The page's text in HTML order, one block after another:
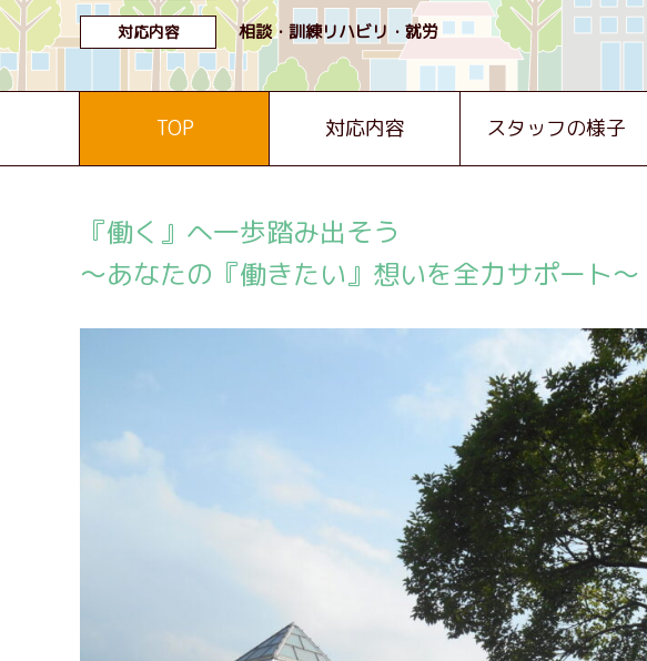
対応内容 相談 訓練リハビリ 就労
TOP 対応内容 スタッフの様子
『働く』へ一歩踏み出そう
～あなたの『働きたい』想いを全力サポート～